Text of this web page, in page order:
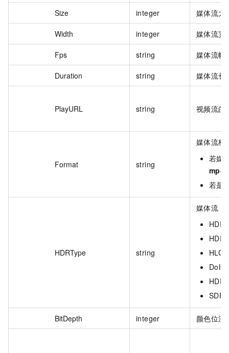
Size integer 媒体流大
Width integer 媒体流宽
Fps string 媒体流帧
Duration string 媒体流长
PlayURL string 视频流的
Format string
媒体流格
若媒
mp4
若是
HDRType string
媒体流
HDR
HLG
SDR+
BitDepth integer 颜色位深